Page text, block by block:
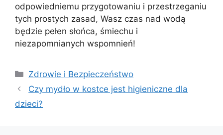
odpowiedniemu przygotowaniu i przestrzeganiu
tych prostych zasad, Wasz czas nad wodą
będzie pełen słońca, śmiechu i
niezapomnianych wspomnień!
Kategorie
Zdrowie i Bezpieczeństwo
Czy mydło w kostce jest higieniczne dla
dzieci?